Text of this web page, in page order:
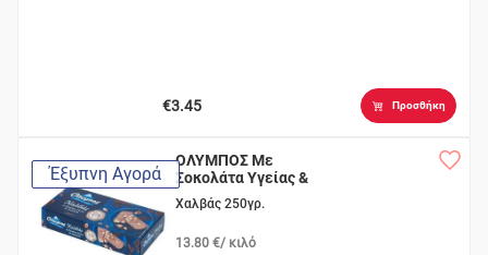
€3.45 Προσθήκη
Έξυπνη Αγορά
ΟΛΥΜΠΟΣ Με
Σοκολάτα Υγείας &
Αμύγδαλα
Χαλβάς 250γρ.
13.80 €/ κιλό